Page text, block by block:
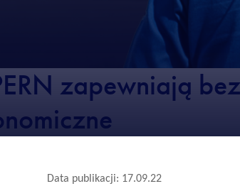
zapewniają
Data publikacji: 17.09.22